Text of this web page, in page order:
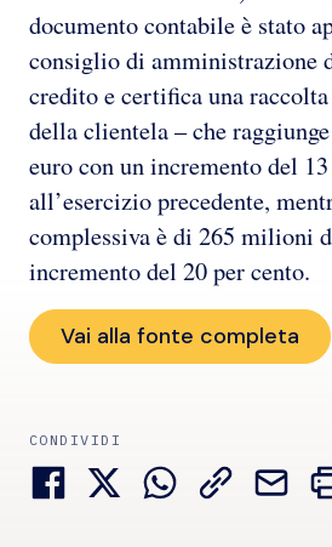
documento contabile è stato
consiglio di amministrazione
credito e certifica una
della clientela – che
euro con un incremento del
all’esercizio precedente,
complessiva è di 265 milioni
incremento del 20 per cento.
Vai alla fonte completa
CONDIVIDI